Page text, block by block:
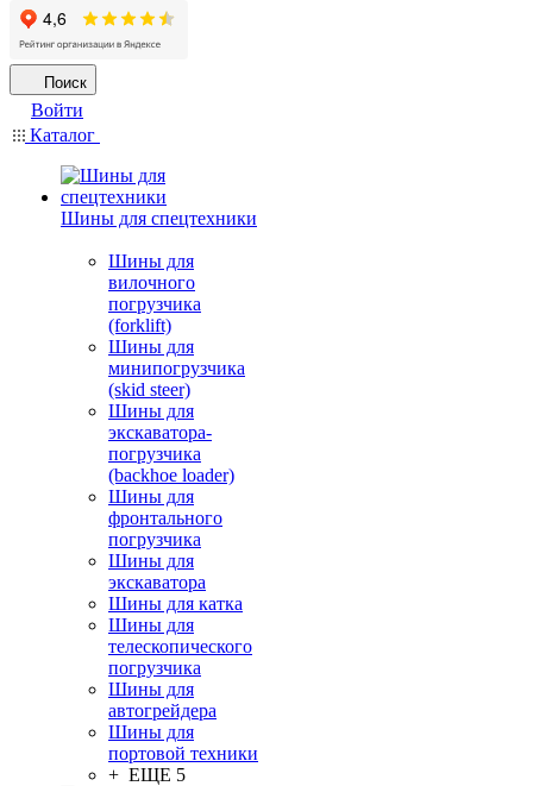
Поиск
Войти
Каталог
Шины для спецтехники
Шины для
вилочного
погрузчика
(forklift)
Шины для
минипогрузчика
(skid steer)
Шины для
экскаватора-
погрузчика
(backhoe loader)
Шины для
фронтального
погрузчика
Шины для
экскаватора
Шины для катка
Шины для
телескопического
погрузчика
Шины для
автогрейдера
Шины для
портовой техники
+ ЕЩЕ 5